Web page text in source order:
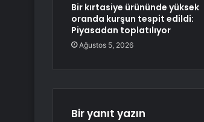
Bir kırtasiye ürününde yüksek
oranda kurşun tespit edildi:
Piyasadan toplatılıyor
Ağustos 5, 2026
Bir yanıt yazın